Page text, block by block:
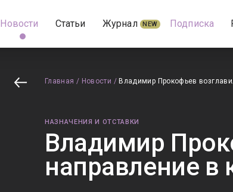
Новости Статьи Журнал NEW Подписка
Главная / Новости / Владимир Прокофьев
НАЗНАЧЕНИЯ И ОТСТАВКИ
Владимир
направление в